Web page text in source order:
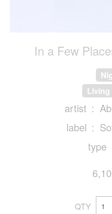
In a Few
Living
artist
label
type
QTY